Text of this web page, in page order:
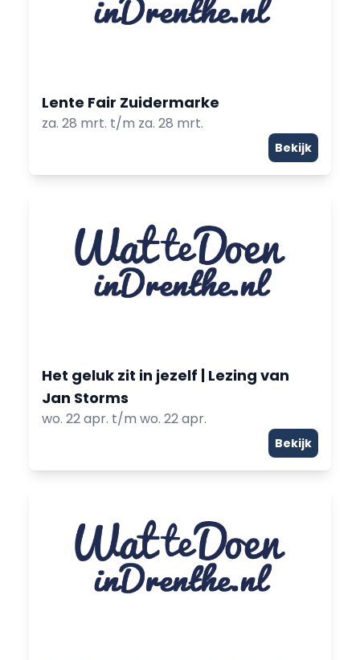
Lente Fair Zuidermarke
za. 28 mrt. t/m za. 28 mrt.
Bekijk
Het geluk zit in jezelf | Lezing van
Jan Storms
wo. 22 apr. t/m wo. 22 apr.
Bekijk